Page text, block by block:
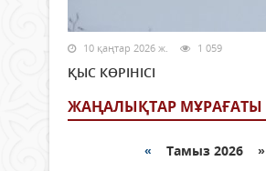
10 қаңтар 2026 ж. 1 059
ҚЫС КӨРІНІСІ
ЖАҢАЛЫҚТАР МҰРАҒАТЫ
« Тамыз 2026 »